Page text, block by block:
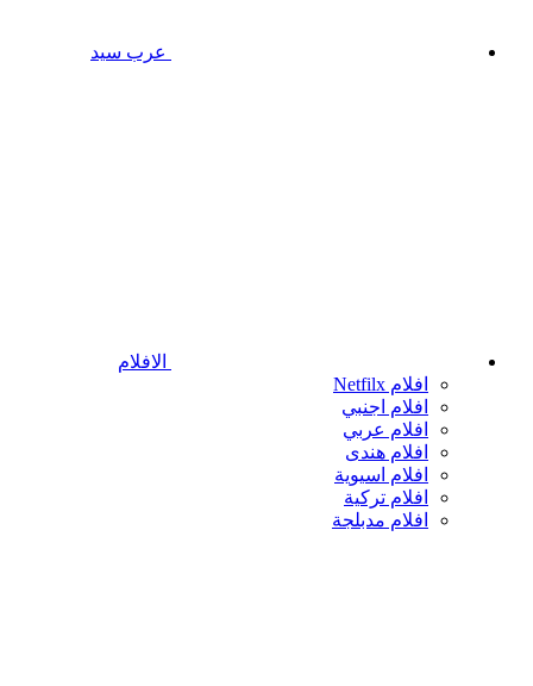
عرب سيد
الافلام
افلام Netfilx
افلام اجنبي
افلام عربي
افلام هندى
افلام اسيوية
افلام تركية
افلام مدبلجة